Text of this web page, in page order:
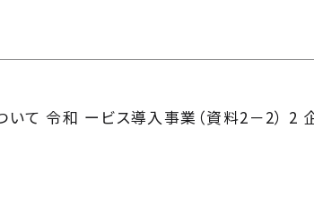
て 令和 ービス導入事業（資料2－2） 2